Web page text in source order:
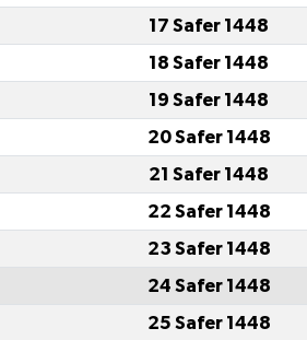
17 Safer 1448
18 Safer 1448
19 Safer 1448
20 Safer 1448
21 Safer 1448
22 Safer 1448
23 Safer 1448
24 Safer 1448
25 Safer 1448